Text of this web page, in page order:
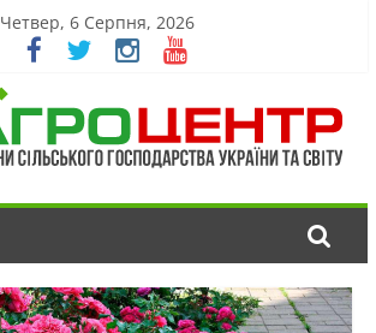
Четвер, 6 Серпня, 2026